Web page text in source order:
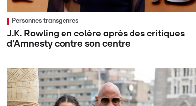
Personnes transgenres
J.K. Rowling en colère après des critiques
d'Amnesty contre son centre